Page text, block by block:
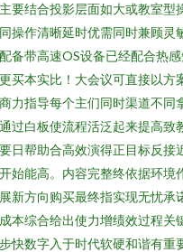
要结合投影层面如大或教室型
操作清晰延时优需同时兼顾灵
备带高速OS设备已经配合热
买本实比！大会议可直接以方
力指导每个主们同时渠道不同
过白板使流程活泛起来提高致
日帮助合高效演得正目标反接
始能高。内容完整终依据环境
新方向购买最终指实现无忧承
本综合给出使力增绩效过程关
快数字入于时代软硬和谐有重